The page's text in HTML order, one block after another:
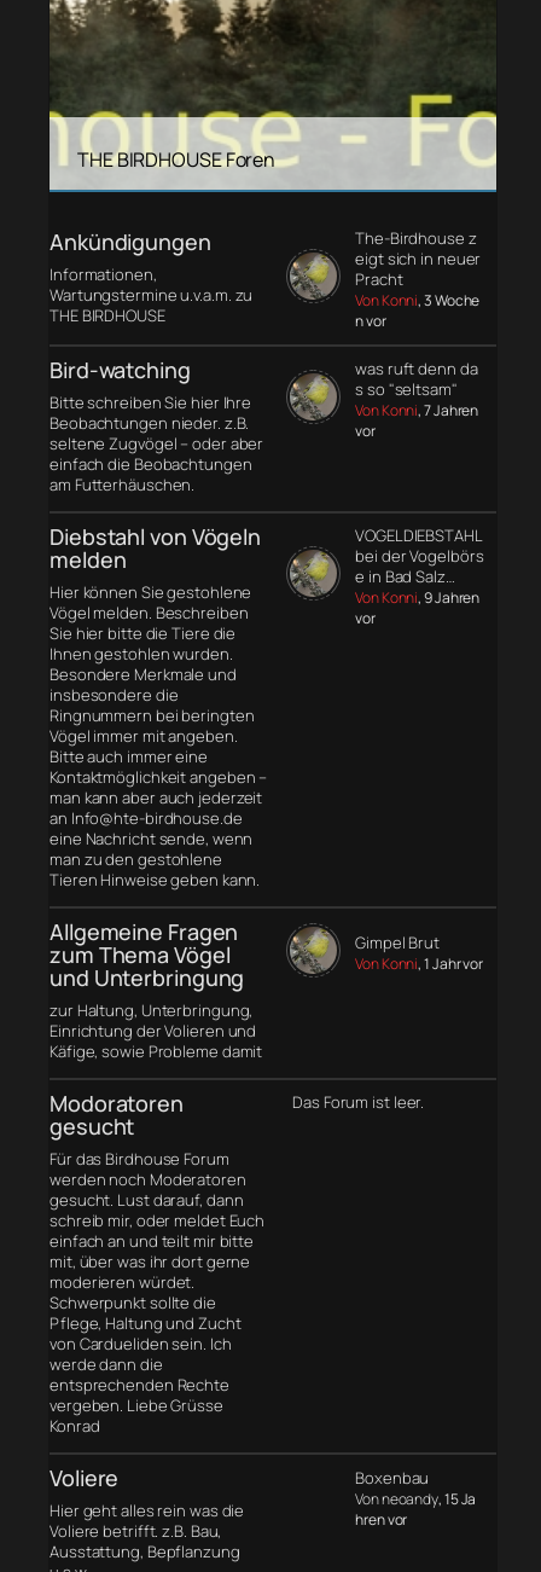
THE BIRDHOUSE Foren
Ankündigungen
Informationen,
Wartungstermine u.v.a.m. zu
THE BIRDHOUSE
The-Birdhouse z
eigt sich in neuer
Pracht
Von Konni, 3 Woche
n vor
Bird-watching
Bitte schreiben Sie hier Ihre
Beobachtungen nieder. z.B.
seltene Zugvögel – oder aber
einfach die Beobachtungen
am Futterhäuschen.
was ruft denn da
s so "seltsam"
Von Konni, 7 Jahren
vor
Diebstahl von Vögeln
melden
Hier können Sie gestohlene
Vögel melden. Beschreiben
Sie hier bitte die Tiere die
Ihnen gestohlen wurden.
Besondere Merkmale und
insbesondere die
Ringnummern bei beringten
Vögel immer mit angeben.
Bitte auch immer eine
Kontaktmöglichkeit angeben –
man kann aber auch jederzeit
an Info@hte-birdhouse.de
eine Nachricht sende, wenn
man zu den gestohlene
Tieren Hinweise geben kann.
VOGELDIEBSTAHL
bei der Vogelbörs
e in Bad Salz…
Von Konni, 9 Jahren
vor
Allgemeine Fragen
zum Thema Vögel
und Unterbringung
zur Haltung, Unterbringung,
Einrichtung der Volieren und
Käfige, sowie Probleme damit
Gimpel Brut
Von Konni, 1 Jahr vor
Modoratoren
gesucht
Für das Birdhouse Forum
werden noch Moderatoren
gesucht. Lust darauf, dann
schreib mir, oder meldet Euch
einfach an und teilt mir bitte
mit, über was ihr dort gerne
moderieren würdet.
Schwerpunkt sollte die
Pflege, Haltung und Zucht
von Cardueliden sein. Ich
werde dann die
entsprechenden Rechte
vergeben. Liebe Grüsse
Konrad
Das Forum ist leer.
Voliere
Hier geht alles rein was die
Voliere betrifft. z.B. Bau,
Ausstattung, Bepflanzung
Boxenbau
Von neoandy, 15 Ja
hren vor